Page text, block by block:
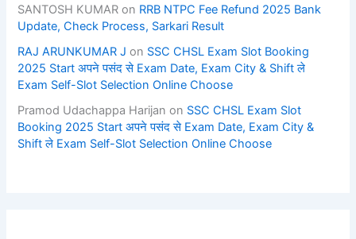
SANTOSH KUMAR on RRB NTPC Fee Refund 2025 Bank
Update, Check Process, Sarkari Result
RAJ ARUNKUMAR J on SSC CHSL Exam Slot Booking
2025 Start अपने पसंद से Exam Date, Exam City & Shift ले
Exam Self-Slot Selection Online Choose
Pramod Udachappa Harijan on SSC CHSL Exam Slot
Booking 2025 Start अपने पसंद से Exam Date, Exam City &
Shift ले Exam Self-Slot Selection Online Choose